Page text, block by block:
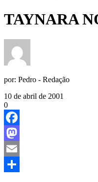
TAYNARA
por: Pedro - Redação
10 de abril de 2001
0
Facebook
Mastodon
Email